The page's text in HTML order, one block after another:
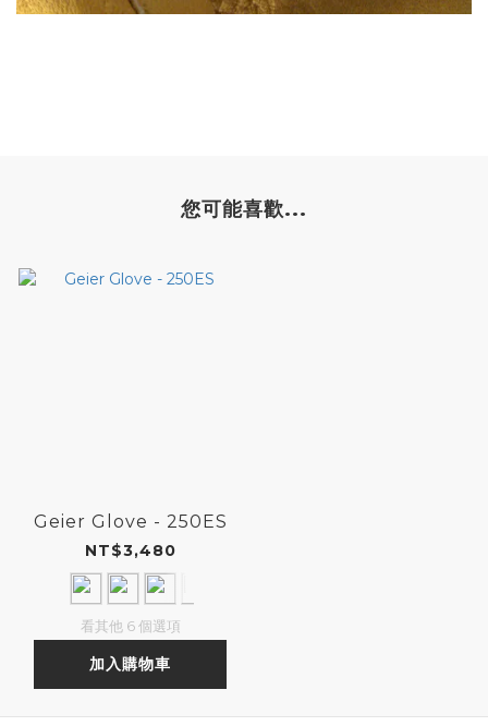
您可能喜歡...
Geier Glove - 250ES
NT$3,480
看其他 6 個選項
加入購物車